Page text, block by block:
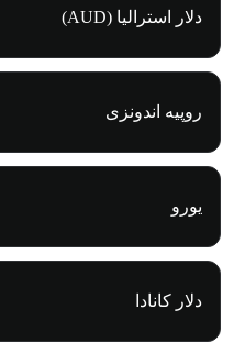
دلار استرالیا (AUD)
روپیه اندونزی
یورو
دلار کانادا